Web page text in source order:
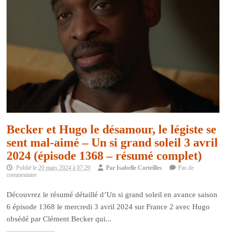
Becker et Hugo le désamour, le légiste se
sent mal-aimé – Un si grand soleil 3 avril
2024 (épisode 1368 – résumé complet)
Publié le20 mars 2024 à 07:29 ParIsabelle Corteilles
Pas de
commentaire
Découvrez le résumé détaillé d’Un si grand soleil en avance saison
6 épisode 1368 le mercredi 3 avril 2024 sur France 2 avec Hugo
obsédé par Clément Becker qui...